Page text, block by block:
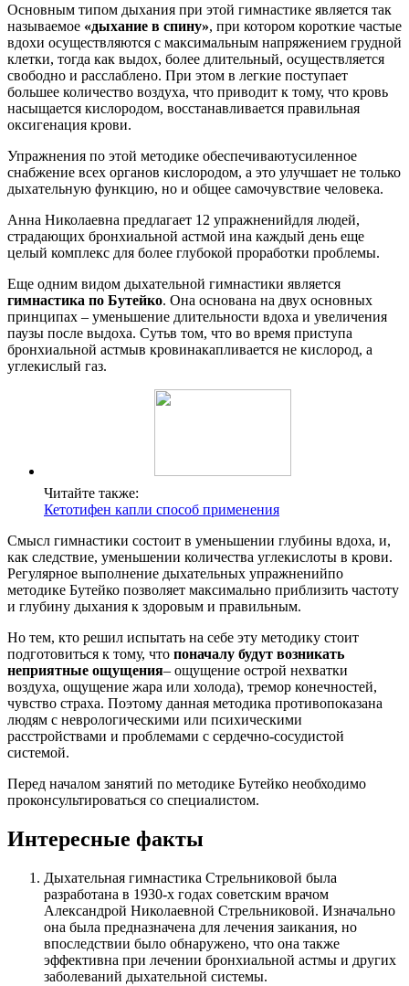
Основным типом дыхания при этой гимнастике является так
называемое «дыхание в спину», при котором короткие частые
вдохи осуществляются с максимальным напряжением грудной
клетки, тогда как выдох, более длительный, осуществляется
свободно и расслаблено. При этом в легкие поступает
большее количество воздуха, что приводит к тому, что кровь
насыщается кислородом, восстанавливается правильная
оксигенация крови.
Упражнения по этой методике обеспечиваютусиленное
снабжение всех органов кислородом, а это улучшает не только
дыхательную функцию, но и общее самочувствие человека.
Анна Николаевна предлагает 12 упражненийдля людей,
страдающих бронхиальной астмой ина каждый день еще
целый комплекс для более глубокой проработки проблемы.
Еще одним видом дыхательной гимнастики является
гимнастика по Бутейко. Она основана на двух основных
принципах – уменьшение длительности вдоха и увеличения
паузы после выдоха. Сутьв том, что во время приступа
бронхиальной астмыв кровинакапливается не кислород, а
углекислый газ.
Читайте также:
Кетотифен капли способ применения
Смысл гимнастики состоит в уменьшении глубины вдоха, и,
как следствие, уменьшении количества углекислоты в крови.
Регулярное выполнение дыхательных упражненийпо
методике Бутейко позволяет максимально приблизить частоту
и глубину дыхания к здоровым и правильным.
Но тем, кто решил испытать на себе эту методику стоит
подготовиться к тому, что поначалу будут возникать
неприятные ощущения– ощущение острой нехватки
воздуха, ощущение жара или холода), тремор конечностей,
чувство страха. Поэтому данная методика противопоказана
людям с неврологическими или психическими
расстройствами и проблемами с сердечно-сосудистой
системой.
Перед началом занятий по методике Бутейко необходимо
проконсультироваться со специалистом.
Интересные факты
Дыхательная гимнастика Стрельниковой была
разработана в 1930-х годах советским врачом
Александрой Николаевной Стрельниковой. Изначально
она была предназначена для лечения заикания, но
впоследствии было обнаружено, что она также
эффективна при лечении бронхиальной астмы и других
заболеваний дыхательной системы.